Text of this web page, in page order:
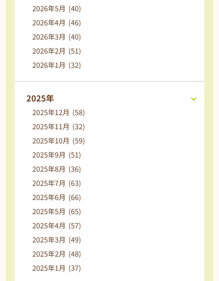
2026年5月 (40)
2026年4月 (46)
2026年3月 (40)
2026年2月 (51)
2026年1月 (32)
2025年
2025年12月 (58)
2025年11月 (32)
2025年10月 (59)
2025年9月 (51)
2025年8月 (36)
2025年7月 (63)
2025年6月 (66)
2025年5月 (65)
2025年4月 (57)
2025年3月 (49)
2025年2月 (48)
2025年1月 (37)